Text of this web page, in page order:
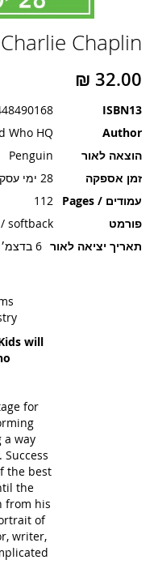
Chaplin?
ISBN13
Author
Who HQ
הוצאה לאור
Penguin
זמן אספקה
28 ימי עסקים - לא במלאי בארץ
עמודים / Pages
112
פורמט
softback
תאריך יציאה לאור 6 בדצמ׳ 2016
will
for
a way
the best
the
from his
of
writer,
להתחלה
גלריית
תמונות